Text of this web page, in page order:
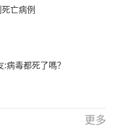
亡病例
病毒都死了嗎？
更多